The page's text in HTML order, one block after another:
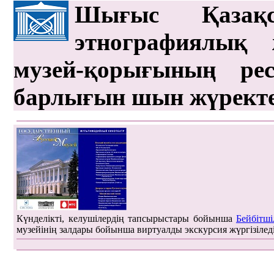
Шығыс
этнографиялық
музей-қорығының
барлығын шын
Күнделікті, келушілердің тапсырыстары бойынша
музейінің залдары бойынша виртуалды экскурсия